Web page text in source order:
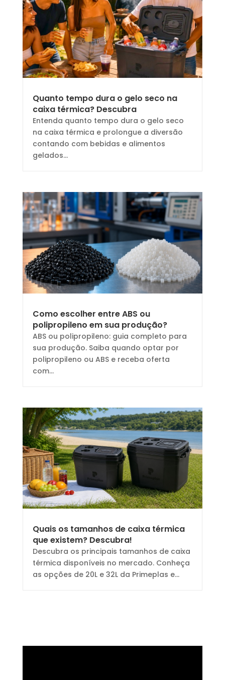
Quanto tempo dura o gelo seco na
caixa térmica? Descubra
Entenda quanto tempo dura o gelo seco
na caixa térmica e prolongue a diversão
contando com bebidas e alimentos
gelados...
Como escolher entre ABS ou
polipropileno em sua produção?
ABS ou polipropileno: guia completo para
sua produção. Saiba quando optar por
polipropileno ou ABS e receba oferta
com...
Quais os tamanhos de caixa térmica
que existem? Descubra!
Descubra os principais tamanhos de caixa
térmica disponíveis no mercado. Conheça
as opções de 20L e 32L da Primeplas e...